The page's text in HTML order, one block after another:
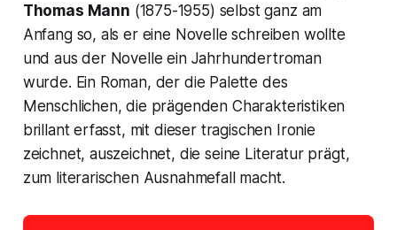
Thomas Mann (1875-1955) selbst ganz am
Anfang so, als er eine Novelle schreiben wollte
und aus der Novelle ein Jahrhundertroman
wurde. Ein Roman, der die Palette des
Menschlichen, die prägenden Charakteristiken
brillant erfasst, mit dieser tragischen Ironie
zeichnet, auszeichnet, die seine Literatur prägt,
zum literarischen Ausnahmefall macht.